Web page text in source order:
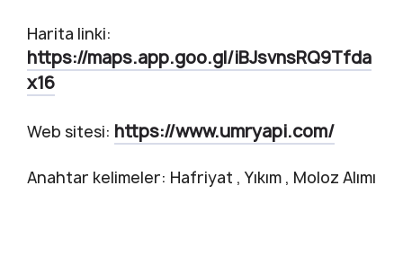
Harita linki:
https://maps.app.goo.gl/iBJsvnsRQ9Tfda
x16
Web sitesi: https://www.umryapi.com/
Anahtar kelimeler: Hafriyat , Yıkım , Moloz Alımı